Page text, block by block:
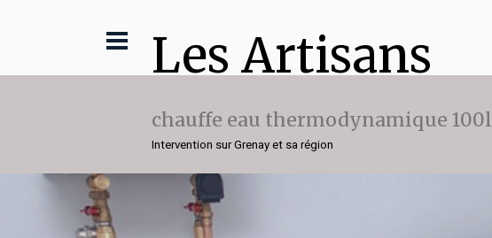
Les Artisans
chauffe eau thermodynamique 100l
Intervention sur Grenay et sa région